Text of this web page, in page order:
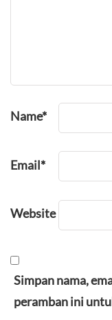
Name*
Email*
Website
Simpan nama,
peramban ini